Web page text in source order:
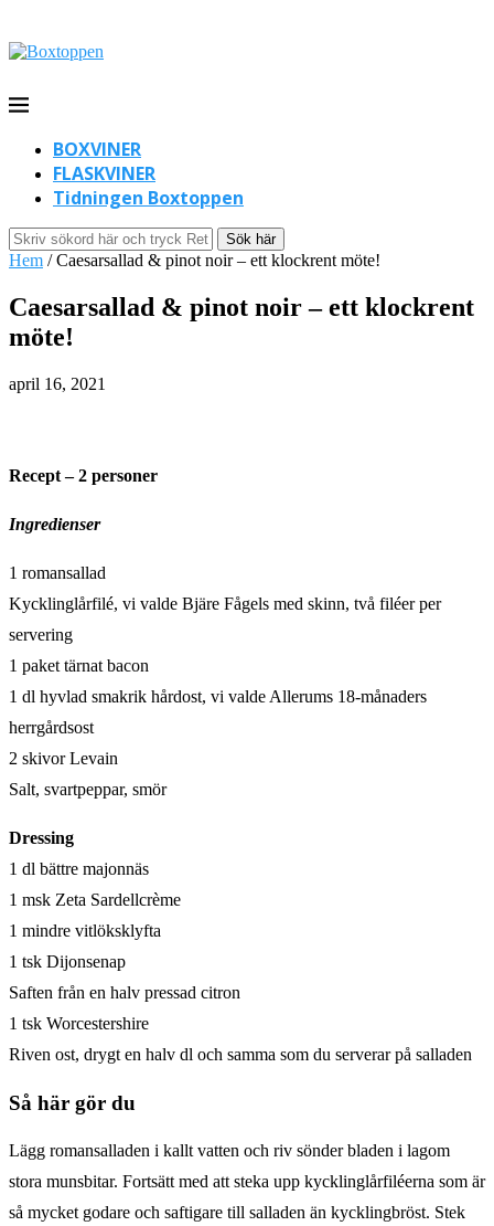
BOXVINER
FLASKVINER
Tidningen Boxtoppen
Sök här
Hem /Caesarsallad & pinot noir – ett klockrent möte!
Caesarsallad & pinot noir – ett klockrent
möte!
april 16, 2021
Recept – 2 personer
Ingredienser
1 romansallad
Kycklinglårfilé, vi valde Bjäre Fågels med skinn, två filéer per
servering
1 paket tärnat bacon
1 dl hyvlad smakrik hårdost, vi valde Allerums 18-månaders
herrgårdsost
2 skivor Levain
Salt, svartpeppar, smör
Dressing
1 dl bättre majonnäs
1 msk Zeta Sardellcrème
1 mindre vitlöksklyfta
1 tsk Dijonsenap
Saften från en halv pressad citron
1 tsk Worcestershire
Riven ost, drygt en halv dl och samma som du serverar på salladen
Så här gör du
Lägg romansalladen i kallt vatten och riv sönder bladen i lagom
stora munsbitar. Fortsätt med att steka upp kycklinglårfiléerna som är
så mycket godare och saftigare till salladen än kycklingbröst. Stek